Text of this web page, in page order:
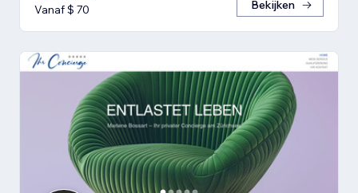
Vanaf $ 70
Bekijken